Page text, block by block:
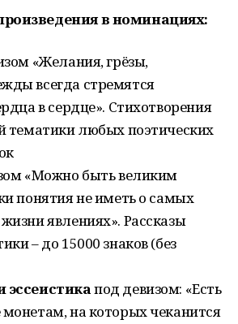
в номинациях:
«Желания, грёзы,
всегда стремятся
в сердце». Стихотворения
тематики любых поэтических
«Можно быть великим
понятия не иметь о самых
явлениях». Рассказы
– до 15000 знаков (без
эссеистикапод девизом: «Есть
на которых чеканится